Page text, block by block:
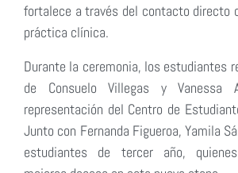
fortalece a través del contacto directo
práctica clínica.
Durante la ceremonia, los estudiantes
de Consuelo Villegas y Vanessa
representación del Centro de
Junto con Fernanda Figueroa, Yamila
estudiantes de tercer año,